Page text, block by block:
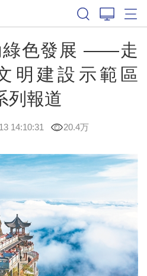
綠色發展 ——走
明建設示範區
列報道
14:10:31 20.4万